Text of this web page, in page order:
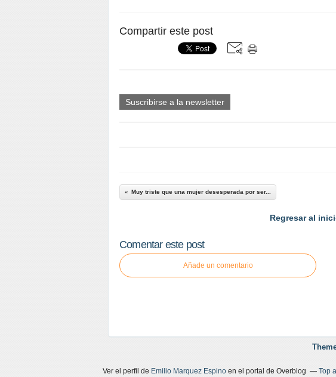
Compartir este post
Suscribirse a la newsletter
Muy triste que una mujer desesperada por ser...
Regresar al
Comentar este post
Añade un comentario
Ver el perfil de Emilio Marquez Espinoen el portal de Overblog Top